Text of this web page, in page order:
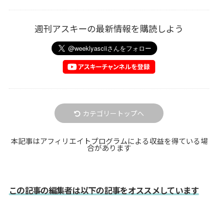
週刊アスキーの最新情報を購読しよう
カテゴリートップへ
本記事はアフィリエイトプログラムによる収益を得ている場
合があります
この記事の編集者は以下の記事をオススメしています